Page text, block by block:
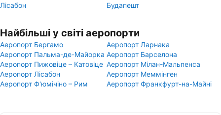
Лісабон
Будапешт
Найбільші у світі аеропорти
Аеропорт Бергамо
Аеропорт Ларнака
Аеропорт Пальма-де-Майорка Аеропорт Барселона
Аеропорт Пижовіце – Катовіце Аеропорт Мілан-Мальпенса
Аеропорт Лісабон
Аеропорт Меммінген
Аеропорт Ф'юмічіно – Рим
Аеропорт Франкфурт-на-Майні